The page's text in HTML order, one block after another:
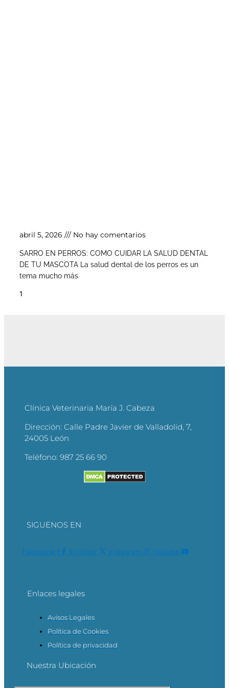
abril 5, 2026 No hay comentarios
SARRO EN PERROS: COMO CUIDAR LA SALUD DENTAL
DE TU MASCOTA La salud dental de los perros es un
tema mucho más
Clínica Veterinaria María J. Cabeza
Dirección: Calle Padre Javier de Valladolid, 7,
24005 León
Teléfono: 987 25 66 90
SIGUENOS EN
Facebook-f X-twitter Instagram Youtube
Enlaces legales
Avisos Legales
Política de Cookies
Política de privacidad
Nuestra Ubicación